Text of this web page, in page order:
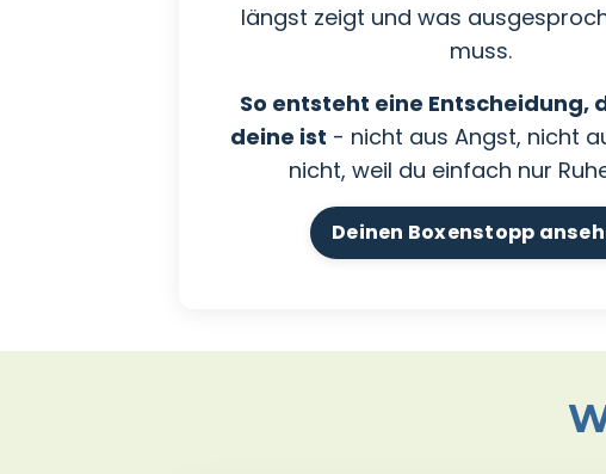
längst zeigt und was
muss.
So entsteht eine Entscheidung,
deine ist - nicht aus Angst, nicht
nicht, weil du einfach nur
Deinen Boxenstopp